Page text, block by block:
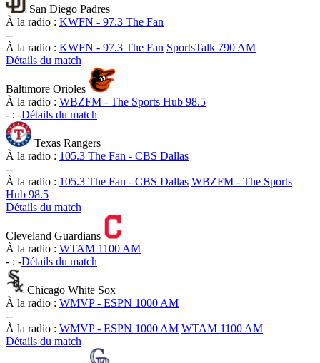
San Diego Padres
À la radio : KWFN - 97.3 The Fan
--
À la radio : KWFN - 97.3 The Fan SportsTalk 790 AM
Détails du match
Baltimore Orioles
À la radio : WBZFM - The Sports Hub 98.5
- : -Détails du match
Texas Rangers
À la radio : 105.3 The Fan - CBS Dallas
--
À la radio : 105.3 The Fan - CBS Dallas WBZFM - The Sports
Hub 98.5
Détails du match
Cleveland Guardians
À la radio : WTAM 1100 AM
- : -Détails du match
Chicago White Sox
À la radio : WMVP - ESPN 1000 AM
--
À la radio : WMVP - ESPN 1000 AM WTAM 1100 AM
Détails du match